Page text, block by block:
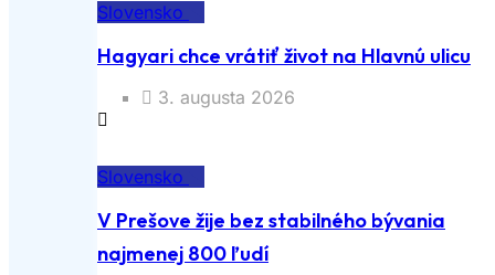
Slovensko
Hagyari chce vrátiť život na Hlavnú ulicu
3. augusta 2026
Slovensko
V Prešove žije bez stabilného bývania
najmenej 800 ľudí